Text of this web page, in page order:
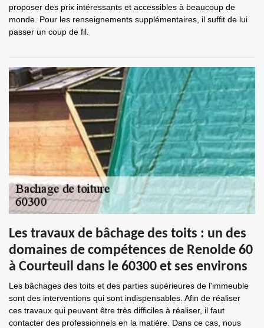
proposer des prix intéressants et accessibles à beaucoup de
monde. Pour les renseignements supplémentaires, il suffit de lui
passer un coup de fil.
Les travaux de bâchage des toits : un des
domaines de compétences de Renolde 60
à Courteuil dans le 60300 et ses environs
Les bâchages des toits et des parties supérieures de l'immeuble
sont des interventions qui sont indispensables. Afin de réaliser
ces travaux qui peuvent être très difficiles à réaliser, il faut
contacter des professionnels en la matière. Dans ce cas, nous